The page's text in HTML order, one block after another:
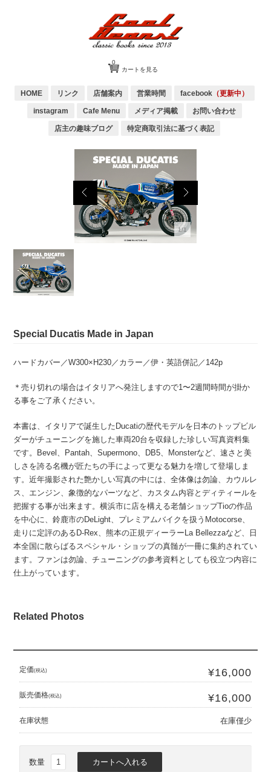
カートを見る
0
HOME リンク 店舗案内 営業時間 facebook（更新中）
instagram Cafe Menu メディア掲載 お問い合わせ
店主の趣味ブログ 特定商取引法に基づく表記
1/1
Special Ducatis Made in Japan
ハードカバー／W300×H230／カラー／伊・英語併記／142p
＊売り切れの場合はイタリアへ発注しますので1〜2週間時間が掛か
る事をご了承ください。
本書は、イタリアで誕生したDucatiの歴代モデルを日本のトップビル
ダーがチューニングを施した車両20台を収録した珍しい写真資料集
です。Bevel、Pantah、Supermono、DB5、Monsterなど、速さと美
しさを誇る名機が匠たちの手によって更なる魅力を増して登場しま
す。近年撮影された艶かしい写真の中には、全体像は勿論、カウルレ
ス、エンジン、象徴的なパーツなど、カスタム内容とディティールを
把握する事が出来ます。横浜市に店を構える老舗ショップTioの作品
を中心に、鈴鹿市のDeLight、プレミアムバイクを扱うMotocorse、
走りに定評のあるD-Rex、熊本の正規ディーラーLa Bellezzaなど、日
本全国に散らばるスペシャル・ショップの真髄が一冊に集約されてい
ます。ファンは勿論、チューニングの参考資料としても役立つ内容に
仕上がっています。
Related Photos
定価(税込) ¥16,000
販売価格(税込) ¥16,000
在庫状態 在庫僅少
数量